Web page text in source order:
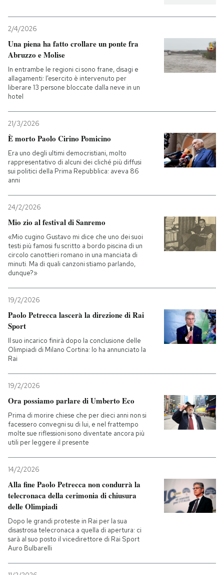
2/4/2026
Una piena ha fatto crollare un ponte fra
Abruzzo e Molise
In entrambe le regioni ci sono frane, disagi e
allagamenti: l’esercito è intervenuto per
liberare 13 persone bloccate dalla neve in un
hotel
21/3/2026
È morto Paolo Cirino Pomicino
Era uno degli ultimi democristiani, molto
rappresentativo di alcuni dei cliché più diffusi
sui politici della Prima Repubblica: aveva 86
anni
24/2/2026
Mio zio al festival di Sanremo
«Mio cugino Gustavo mi dice che uno dei suoi
testi più famosi fu scritto a bordo piscina di un
circolo canottieri romano in una manciata di
minuti. Ma di quali canzoni stiamo parlando,
dunque?»
19/2/2026
Paolo Petrecca lascerà la direzione di Rai
Sport
Il suo incarico finirà dopo la conclusione delle
Olimpiadi di Milano Cortina: lo ha annunciato la
Rai
19/2/2026
Ora possiamo parlare di Umberto Eco
Prima di morire chiese che per dieci anni non si
facessero convegni su di lui, e nel frattempo
molte sue riflessioni sono diventate ancora più
utili per leggere il presente
14/2/2026
Alla fine Paolo Petrecca non condurrà la
telecronaca della cerimonia di chiusura
delle Olimpiadi
Dopo le grandi proteste in Rai per la sua
disastrosa telecronaca a quella di apertura: ci
sarà al suo posto il vicedirettore di Rai Sport
Auro Bulbarelli